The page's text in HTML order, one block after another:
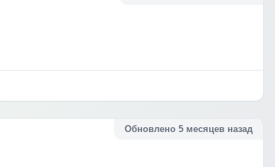
Обновлено 5 месяцев назад